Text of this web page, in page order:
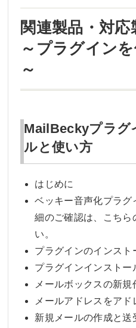
関連製品・対
～プラグイン
～
MailBeckyプラグ
ルと使い方
はじめに
ベッキー音声化プラ
細のご確認は、こちら
い。
プラグインのインスト
プラグインインストー
メールボックスの新
メールアドレスをアド
新規メールの作成と送